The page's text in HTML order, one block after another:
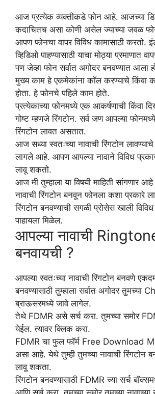
आज प्रत्येक व्यक्तीकडे फोन आहे. आजच्या
कदाचितच असा कोणी असेल ज्याच्या जवळ
आपण फोनचा वापर विविध कामासाठी करतो.
व्हिडिओ पाहण्यासाठी याचा मोठ्या प्रमाणात
पण जेव्हा फोन सर्वात अगोदर बनवण्यात आला
मुख्य काम हे एकमेकांना कॉल करण्याचे किंवा
होता. हे फोनचे पहिले काम होते.
प्रत्येकाच्या फोनमध्ये एक आकर्षणाची किंवा
गोष्ट म्हणजे रिंगटोन. सर्व जण आपल्या
रिंगटोन लावत असतात.
आज सध्या स्वतःच्या नावाची रिंगटोन
लागले आहे. आपण आपल्या नावाने विविध
लावू शकतो.
आज मी तुम्हाला या विषयी माहिती सांगणार
नावाची रिंगटोन बनवून फोनला कशा प्रकारे
रिंगटोन बनवण्याची सगळी प्रोसेस खाली विविध
पाहायला मिळेल.
आपल्या नावाची
बनवायची ?
आपल्या स्वतःच्या नावाची रिंगटोन बनवणे
बनवण्यासाठी तुम्हाला सर्वात अगोदर तुमच्या
ब्राऊसरमध्ये जावे लागेल.
तेथे FDMR असे सर्च करा. तुमच्या समोर
येईल. त्यावर क्लिक करा.
FDMR चा फुल फॉर्म Free Download
असा आहे. येथे तुम्ही तुमच्या नावाची रिंगटोन
लावू शकता.
रिंगटोन बनवण्यासाठी FDMR च्या सर्च